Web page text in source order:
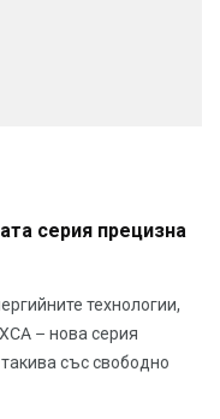
серия прецизна
технологии,
– нова серия
със свободно